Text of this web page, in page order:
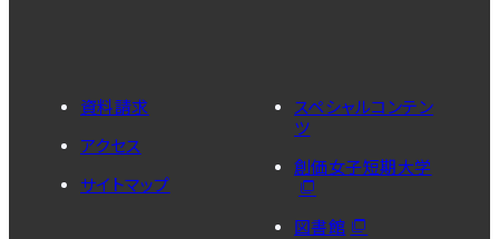
資料請求
アクセス
サイトマップ
スペシャルコンテン
ツ
創価女子短期大学
図書館